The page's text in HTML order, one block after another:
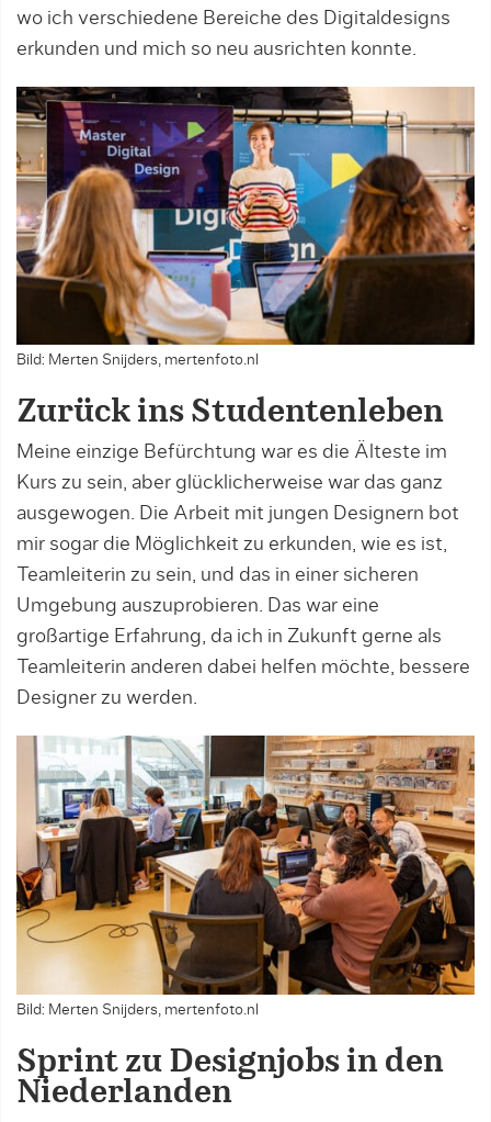
wo ich verschiedene Bereiche des Digitaldesigns
erkunden und mich so neu ausrichten konnte.
Bild: Merten Snijders, mertenfoto.nl
Zurück ins Studentenleben
Meine einzige Befürchtung war es die Älteste im
Kurs zu sein, aber glücklicherweise war das ganz
ausgewogen. Die Arbeit mit jungen Designern bot
mir sogar die Möglichkeit zu erkunden, wie es ist,
Teamleiterin zu sein, und das in einer sicheren
Umgebung auszuprobieren. Das war eine
großartige Erfahrung, da ich in Zukunft gerne als
Teamleiterin anderen dabei helfen möchte, bessere
Designer zu werden.
Bild: Merten Snijders, mertenfoto.nl
Sprint zu Designjobs in den
Niederlanden